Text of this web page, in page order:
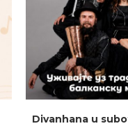
Divanhana u